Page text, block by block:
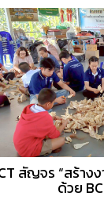
สัญจร “สร้าง
ด้วย